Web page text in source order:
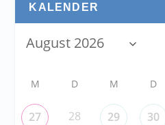
KALENDER
M D M D
27 28 29 30